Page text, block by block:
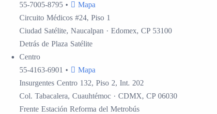
55-7005-8795 •
Mapa
Circuito Médicos #24, Piso 1
Ciudad Satélite, Naucalpan · Edomex, CP 53100
Detrás de Plaza Satélite
Centro
55-4163-6901 •
Mapa
Insurgentes Centro 132, Piso 2, Int. 202
Col. Tabacalera, Cuauhtémoc · CDMX, CP 06030
Frente Estación Reforma del Metrobús